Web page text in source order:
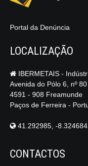
Portal da Denúncia
LOCALIZAÇÃO
IBERMETAIS -
Avenida do Pólo 6, nº
4591 - 908 Freamunde
Paços de Ferreira -
41.292985, -8.324684
CONTACTOS